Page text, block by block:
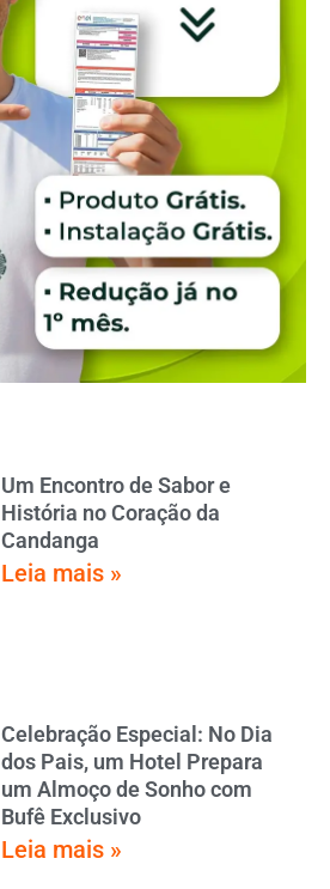
Um Encontro de Sabor e
História no Coração da
Candanga
Leia mais »
Celebração Especial: No Dia
dos Pais, um Hotel Prepara
um Almoço de Sonho com
Bufê Exclusivo
Leia mais »